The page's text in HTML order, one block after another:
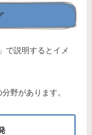
で説明するとイメ
野があります。